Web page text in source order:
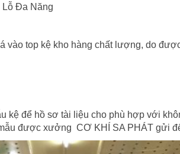
Lỗ Đa Năng
top kệ kho hàng chất lượng, do
kệ để hồ sơ tài liệu cho phù hợp với
được xưởng CƠ KHÍ SA PHÁT gửi